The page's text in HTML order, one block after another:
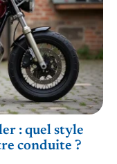
: quel style
conduite ?